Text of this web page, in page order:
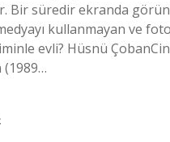
Bir süredir ekranda
kullanmayan ve
evli? Hüsnü
(1989…